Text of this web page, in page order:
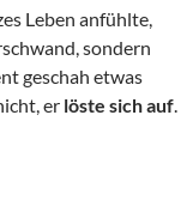
Leben anfühlte,
sondern
geschah etwas
er löste sich auf.